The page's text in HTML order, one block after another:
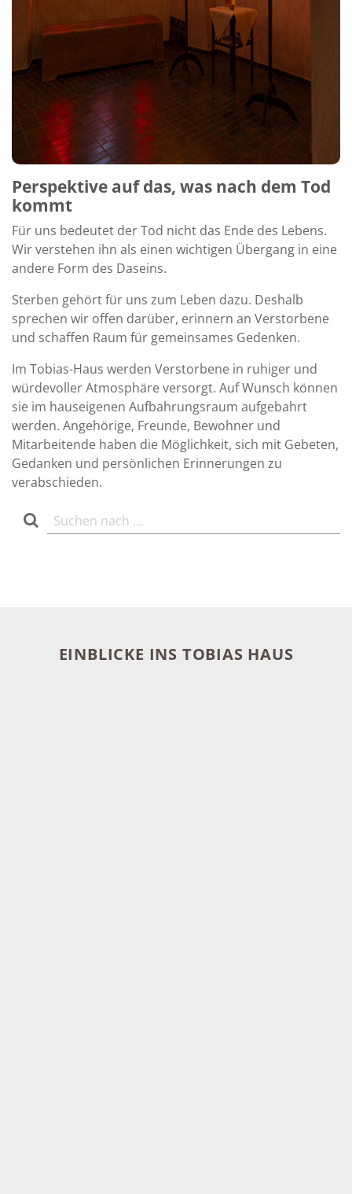
Perspektive auf das, was nach dem Tod
kommt
Für uns bedeutet der Tod nicht das Ende des Lebens.
Wir verstehen ihn als einen wichtigen Übergang in eine
andere Form des Daseins.
Sterben gehört für uns zum Leben dazu. Deshalb
sprechen wir offen darüber, erinnern an Verstorbene
und schaffen Raum für gemeinsames Gedenken.
Im Tobias-Haus werden Verstorbene in ruhiger und
würdevoller Atmosphäre versorgt. Auf Wunsch können
sie im hauseigenen Aufbahrungsraum aufgebahrt
werden. Angehörige, Freunde, Bewohner und
Mitarbeitende haben die Möglichkeit, sich mit Gebeten,
Gedanken und persönlichen Erinnerungen zu
verabschieden.
EINBLICKE INS TOBIAS HAUS